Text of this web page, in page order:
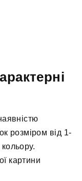
розміром від 1-
картини